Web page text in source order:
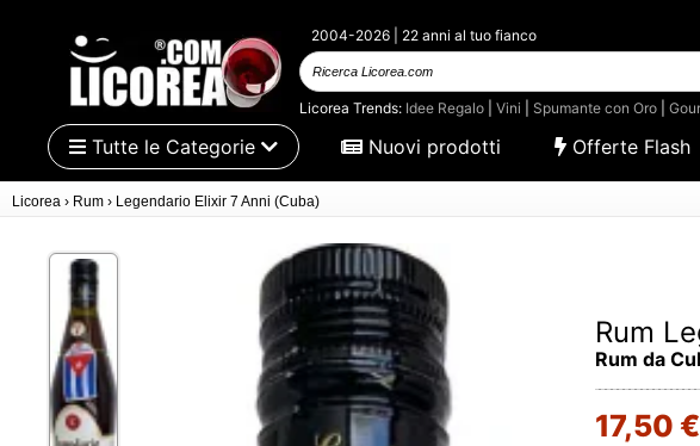
2004-2026 | 22 anni al tuo fianco
Ricerca Licorea.com
Licorea Trends: Idee Regalo| Vini Spumante con Oro|
Tutte le Categorie Nuovi prodotti Offerte Flash
Licorea › Rum › Legendario Elixir 7 Anni (Cuba)
Rum
Rum da
17,50 €